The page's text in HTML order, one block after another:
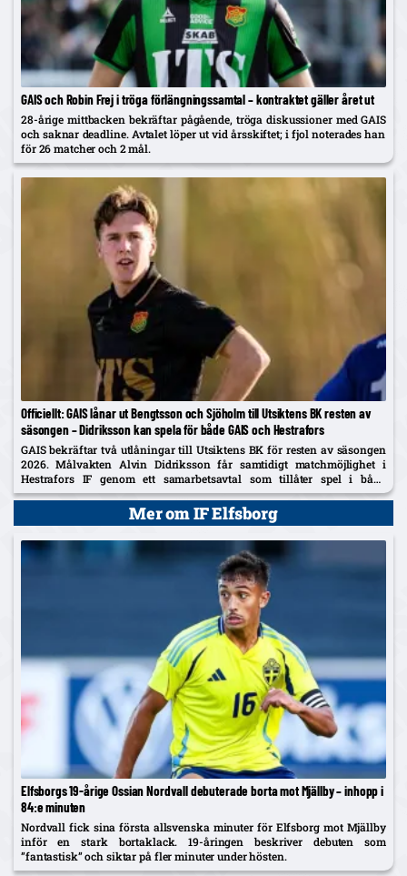
GAIS och Robin Frej i tröga förlängningssamtal – kontraktet gäller året ut
28-årige mittbacken bekräftar pågående, tröga diskussioner med GAIS
och saknar deadline. Avtalet löper ut vid årsskiftet; i fjol noterades han
för 26 matcher och 2 mål.
Officiellt: GAIS lånar ut Bengtsson och Sjöholm till Utsiktens BK resten av
säsongen – Didriksson kan spela för både GAIS och Hestrafors
GAIS bekräftar två utlåningar till Utsiktens BK för resten av säsongen
2026. Målvakten Alvin Didriksson får samtidigt matchmöjlighet i
Hestrafors IF genom ett samarbetsavtal som tillåter spel i båda
klubbarna.
Mer om IF Elfsborg
Elfsborgs 19-årige Ossian Nordvall debuterade borta mot Mjällby – inhopp i
84:e minuten
Nordvall fick sina första allsvenska minuter för Elfsborg mot Mjällby
inför en stark bortaklack. 19-åringen beskriver debuten som
”fantastisk” och siktar på fler minuter under hösten.